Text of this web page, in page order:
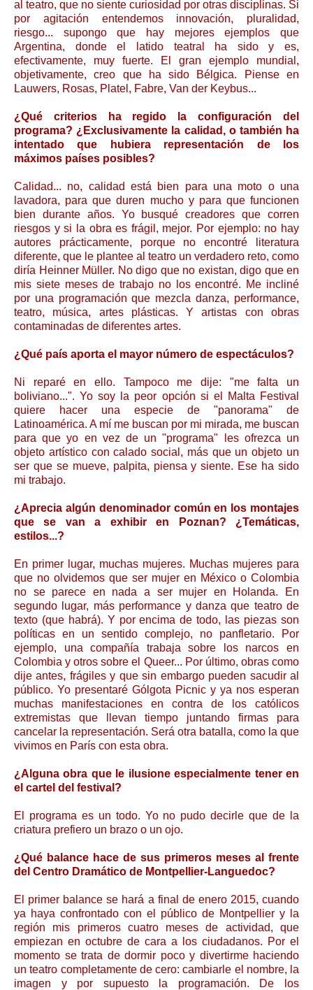
al teatro, que no siente curiosidad por otras disciplinas. Si
por agitación entendemos innovación, pluralidad,
riesgo... supongo que hay mejores ejemplos que
Argentina, donde el latido teatral ha sido y es,
efectivamente, muy fuerte. El gran ejemplo mundial,
objetivamente, creo que ha sido Bélgica. Piense en
Lauwers, Rosas, Platel, Fabre, Van der Keybus...
¿Qué criterios ha regido la configuración del
programa? ¿Exclusivamente la calidad, o también ha
intentado que hubiera representación de los
máximos países posibles?
Calidad... no, calidad está bien para una moto o una
lavadora, para que duren mucho y para que funcionen
bien durante años. Yo busqué creadores que corren
riesgos y si la obra es frágil, mejor. Por ejemplo: no hay
autores prácticamente, porque no encontré literatura
diferente, que le plantee al teatro un verdadero reto, como
diría Heinner Müller. No digo que no existan, digo que en
mis siete meses de trabajo no los encontré. Me incliné
por una programación que mezcla danza, performance,
teatro, música, artes plásticas. Y artistas con obras
contaminadas de diferentes artes.
¿Qué país aporta el mayor número de espectáculos?
Ni reparé en ello. Tampoco me dije: "me falta un
boliviano...". Yo soy la peor opción si el Malta Festival
quiere hacer una especie de "panorama" de
Latinoamérica. A mí me buscan por mi mirada, me buscan
para que yo en vez de un "programa" les ofrezca un
objeto artístico con calado social, más que un objeto un
ser que se mueve, palpita, piensa y siente. Ese ha sido
mi trabajo.
¿Aprecia algún denominador común en los montajes
que se van a exhibir en Poznan? ¿Temáticas,
estilos...?
En primer lugar, muchas mujeres. Muchas mujeres para
que no olvidemos que ser mujer en México o Colombia
no se parece en nada a ser mujer en Holanda. En
segundo lugar, más performance y danza que teatro de
texto (que habrá). Y por encima de todo, las piezas son
políticas en un sentido complejo, no panfletario. Por
ejemplo, una compañía trabaja sobre los narcos en
Colombia y otros sobre el Queer... Por último, obras como
dije antes, frágiles y que sin embargo pueden sacudir al
público. Yo presentaré Gólgota Picnic y ya nos esperan
muchas manifestaciones en contra de los católicos
extremistas que llevan tiempo juntando firmas para
cancelar la representación. Será otra batalla, como la que
vivimos en París con esta obra.
¿Alguna obra que le ilusione especialmente tener en
el cartel del festival?
El programa es un todo. Yo no pudo decirle que de la
criatura prefiero un brazo o un ojo.
¿Qué balance hace de sus primeros meses al frente
del Centro Dramático de Montpellier-Languedoc?
El primer balance se hará a final de enero 2015, cuando
ya haya confrontado con el público de Montpellier y la
región mis primeros cuatro meses de actividad, que
empiezan en octubre de cara a los ciudadanos. Por el
momento se trata de dormir poco y divertirme haciendo
un teatro completamente de cero: cambiarle el nombre, la
imagen y por supuesto la programación. De los